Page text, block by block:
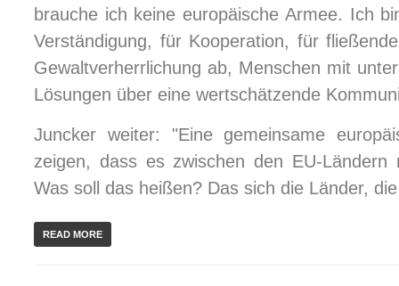
brauche ich keine europäische Armee. Ich
Verständigung, für Kooperation, für
Gewaltverherrlichung ab, Menschen mit
Lösungen über eine wertschätzende
Juncker weiter: "Eine gemeinsame
zeigen, dass es zwischen den EU-
Was soll das heißen? Das sich die Länder,
READ MORE